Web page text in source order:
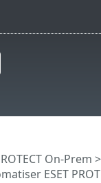
On-Prem >
ESET